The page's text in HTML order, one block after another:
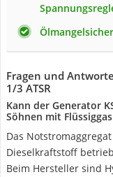
Fragen und
1/3 ATSR
Kann der Generator
Söhnen mit
Das
Dieselkraftstoff
Beim Hersteller sind